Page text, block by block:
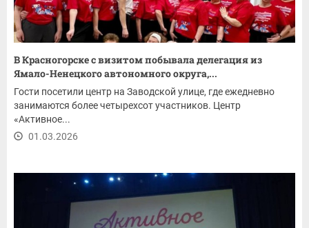
В Красногорске с визитом побывала делегация из
Ямало-Ненецкого автономного округа,...
Гости посетили центр на Заводской улице, где ежедневно
занимаются более четырехсот участников. Центр
«Активное...
01.03.2026